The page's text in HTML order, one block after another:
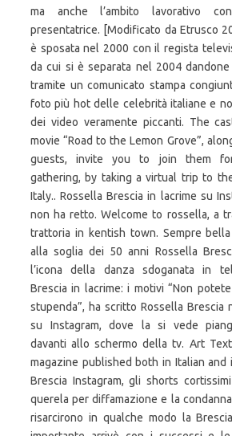
ma anche l’ambito lavorativo
presentatrice. [Modificato da Etrusco
è sposata nel 2000 con il regista
da cui si è separata nel 2004
tramite un comunicato stampa
foto più hot delle celebrità italiane e
dei video veramente piccanti. The
movie “Road to the Lemon Grove”,
guests, invite you to join them
gathering, by taking a virtual trip to
Italy.. Rossella Brescia in lacrime su
non ha retto. Welcome to rossella, a
trattoria in kentish town. Sempre
alla soglia dei 50 anni Rossella
l’icona della danza sdoganata in
Brescia in lacrime: i motivi “Non
stupenda”, ha scritto Rossella
su Instagram, dove la si vede
davanti allo schermo della tv. Art
magazine published both in Italian and
Brescia Instagram, gli shorts
querela per diffamazione e la
risarcirono in qualche modo la